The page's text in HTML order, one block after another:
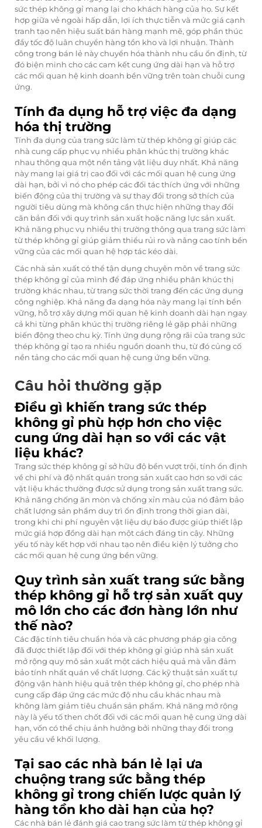
sức thép không gỉ mang lại cho khách hàng của họ. Sự kết
hợp giữa vẻ ngoài hấp dẫn, lợi ích thực tiễn và mức giá cạnh
tranh tạo nên hiệu suất bán hàng mạnh mẽ, góp phần thúc
đẩy tốc độ luân chuyển hàng tồn kho và lợi nhuận. Thành
công trong bán lẻ này chuyển hóa thành nhu cầu ổn định, từ
đó biện minh cho các cam kết cung ứng dài hạn và hỗ trợ
các mối quan hệ kinh doanh bền vững trên toàn chuỗi cung
ứng.
Tính đa dụng hỗ trợ việc đa dạng
hóa thị trường
Tính đa dụng của trang sức làm từ thép không gỉ giúp các
nhà cung cấp phục vụ nhiều phân khúc thị trường khác
nhau thông qua một nền tảng vật liệu duy nhất. Khả năng
này mang lại giá trị cao đối với các mối quan hệ cung ứng
dài hạn, bởi vì nó cho phép các đối tác thích ứng với những
biến động của thị trường và sự thay đổi trong sở thích của
người tiêu dùng mà không cần thực hiện những thay đổi
căn bản đối với quy trình sản xuất hoặc năng lực sản xuất.
Khả năng phục vụ nhiều thị trường thông qua trang sức làm
từ thép không gỉ giúp giảm thiểu rủi ro và nâng cao tính bền
vững của các mối quan hệ hợp tác kéo dài.
Các nhà sản xuất có thể tận dụng chuyên môn về trang sức
thép không gỉ của mình để đáp ứng nhiều phân khúc thị
trường khác nhau, từ trang sức thời trang đến các ứng dụng
công nghiệp. Khả năng đa dạng hóa này mang lại tính bền
vững, hỗ trợ xây dựng mối quan hệ kinh doanh dài hạn ngay
cả khi từng phân khúc thị trường riêng lẻ gặp phải những
biến động theo chu kỳ. Tính ứng dụng rộng rãi của trang sức
thép không gỉ tạo ra nhiều nguồn doanh thu, từ đó củng cố
nền tảng cho các mối quan hệ cung ứng bền vững.
Câu hỏi thường gặp
Điều gì khiến trang sức thép
không gỉ phù hợp hơn cho việc
cung ứng dài hạn so với các vật
liệu khác?
Trang sức thép không gỉ sở hữu độ bền vượt trội, tính ổn định
về chi phí và độ nhất quán trong sản xuất cao hơn so với các
vật liệu khác thường được sử dụng trong sản xuất trang sức.
Khả năng chống ăn mòn và chống xỉn màu của nó đảm bảo
chất lượng sản phẩm duy trì ổn định trong thời gian dài,
trong khi chi phí nguyên vật liệu dự báo được giúp thiết lập
mức giá hợp đồng dài hạn một cách đáng tin cậy. Những
yếu tố này kết hợp với nhau tạo nên điều kiện lý tưởng cho
các mối quan hệ cung ứng bền vững.
Quy trình sản xuất trang sức bằng
thép không gỉ hỗ trợ sản xuất quy
mô lớn cho các đơn hàng lớn như
thế nào?
Các đặc tính tiêu chuẩn hóa và các phương pháp gia công
đã được thiết lập đối với thép không gỉ giúp nhà sản xuất
mở rộng quy mô sản xuất một cách hiệu quả mà vẫn đảm
bảo tính nhất quán về chất lượng. Các kỹ thuật sản xuất tự
động vận hành hiệu quả trên thép không gỉ, cho phép nhà
cung cấp đáp ứng các mức độ nhu cầu khác nhau mà
không làm giảm tiêu chuẩn sản phẩm. Khả năng mở rộng
này là yếu tố then chốt đối với các mối quan hệ cung ứng dài
hạn, vốn có thể chịu ảnh hưởng bởi những thay đổi trong
yêu cầu về khối lượng.
Tại sao các nhà bán lẻ lại ưa
chuộng trang sức bằng thép
không gỉ trong chiến lược quản lý
hàng tồn kho dài hạn của họ?
Các nhà bán lẻ đánh giá cao trang sức làm từ thép không gỉ